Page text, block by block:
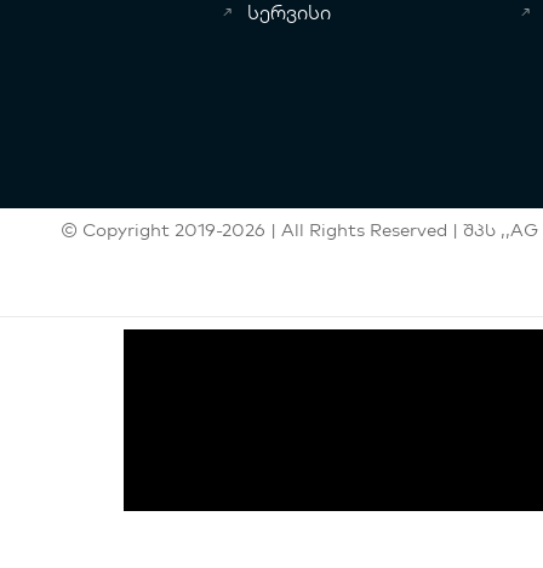
სერვისი
© Copyright 2019-2026 | All Rights Reserved | შპს